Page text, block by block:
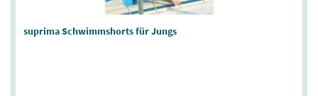
suprima Schwimmshorts für Jungs